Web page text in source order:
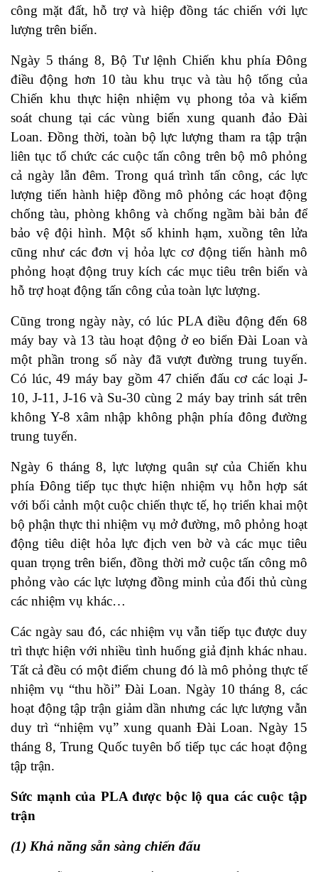
công mặt đất, hỗ trợ và hiệp đồng tác chiến với lực
lượng trên biển.
Ngày 5 tháng 8, Bộ Tư lệnh Chiến khu phía Đông
điều động hơn 10 tàu khu trục và tàu hộ tống của
Chiến khu thực hiện nhiệm vụ phong tỏa và kiểm
soát chung tại các vùng biển xung quanh đảo Đài
Loan. Đồng thời, toàn bộ lực lượng tham ra tập trận
liên tục tổ chức các cuộc tấn công trên bộ mô phỏng
cả ngày lẫn đêm. Trong quá trình tấn công, các lực
lượng tiến hành hiệp đồng mô phỏng các hoạt động
chống tàu, phòng không và chống ngầm bài bản để
bảo vệ đội hình. Một số khinh hạm, xuồng tên lửa
cũng như các đơn vị hỏa lực cơ động tiến hành mô
phỏng hoạt động truy kích các mục tiêu trên biển và
hỗ trợ hoạt động tấn công của toàn lực lượng.
Cũng trong ngày này, có lúc PLA điều động đến 68
máy bay và 13 tàu hoạt động ở eo biển Đài Loan và
một phần trong số này đã vượt đường trung tuyến.
Có lúc, 49 máy bay gồm 47 chiến đấu cơ các loại J-
10, J-11, J-16 và Su-30 cùng 2 máy bay trinh sát trên
không Y-8 xâm nhập không phận phía đông đường
trung tuyến.
Ngày 6 tháng 8, lực lượng quân sự của Chiến khu
phía Đông tiếp tục thực hiện nhiệm vụ hỗn hợp sát
với bối cảnh một cuộc chiến thực tế, họ triển khai một
bộ phận thực thi nhiệm vụ mở đường, mô phỏng hoạt
động tiêu diệt hỏa lực địch ven bờ và các mục tiêu
quan trọng trên biển, đồng thời mở cuộc tấn công mô
phỏng vào các lực lượng đồng minh của đối thủ cùng
các nhiệm vụ khác…
Các ngày sau đó, các nhiệm vụ vẫn tiếp tục được duy
trì thực hiện với nhiều tình huống giả định khác nhau.
Tất cả đều có một điểm chung đó là mô phỏng thực tế
nhiệm vụ “thu hồi” Đài Loan. Ngày 10 tháng 8, các
hoạt động tập trận giảm dần nhưng các lực lượng vẫn
duy trì “nhiệm vụ” xung quanh Đài Loan. Ngày 15
tháng 8, Trung Quốc tuyên bố tiếp tục các hoạt động
tập trận.
Sức mạnh của PLA được bộc lộ qua các cuộc tập
trận
(1) Khả năng sẵn sàng chiến đấu